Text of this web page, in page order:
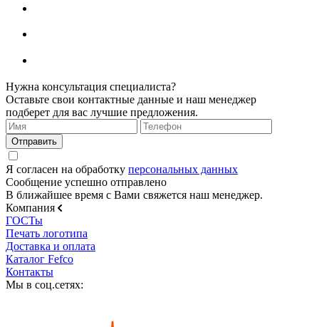
Нужна консультация специалиста?
Оставьте свои контактные данные и наш менеджер
подберет для вас лучшие предложения.
Я согласен на обработку персональных данных
Сообщение успешно отправлено
В ближайшее время с Вами свяжется наш менеджер.
Компания
ГОСТы
Печать логотипа
Доставка и оплата
Каталог Fefco
Контакты
Мы в соц.сетях: